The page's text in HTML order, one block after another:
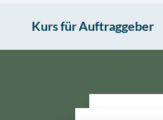
Kurs für Auftraggeber